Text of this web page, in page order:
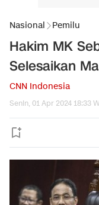
Nasional Pemilu
Hakim MK
Selesaikan
CNN Indonesia
Senin, 01 Apr 2024 18:33